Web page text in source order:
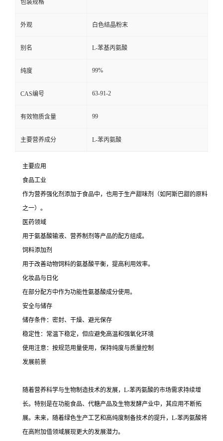
包装规格
外观 白色结晶粉末
别名 L-苯基丙氨酸
纯度 99%
CAS编号 63-91-2
有效物质含量 99
主要营养成分 L-苯丙氨酸
主要应用
食品工业
作为营养强化剂添加于食品中，也用于生产甜味剂（如阿斯巴甜的原料
之一）。
医药领域
用于氨基酸输液、营养制剂等产品的配方组成。
饲料添加剂
用于改善动物饲料的氨基酸平衡，提高利用效率。
化妆品与日化
在部分配方中作为功能性氨基酸成分使用。
安全与储存
储存条件：密封、干燥、避光保存
稳定性：常温下稳定，但应避免高温和强氧化环境
使用注意：按规范用量使用，保持纯度与质量控制
发展前景
随着营养科学与生物制造技术的发展，L-苯丙氨酸的市场需求持续增
长。特别是在功能食品、代糖产品及生物发酵产业中，其应用不断拓
展。未来，随着绿色生产工艺和高纯度制备技术的提升，L-苯丙氨酸将
在高附加值领域展现更大的发展潜力。